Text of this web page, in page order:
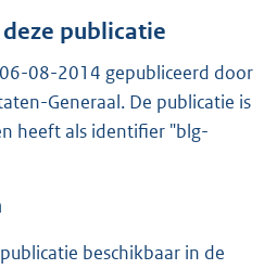
t
e
:
3
publicatie
08-2014 gepubliceerd door
Generaal. De publicatie is
heeft als identifier "blg-
beschikbaar in de